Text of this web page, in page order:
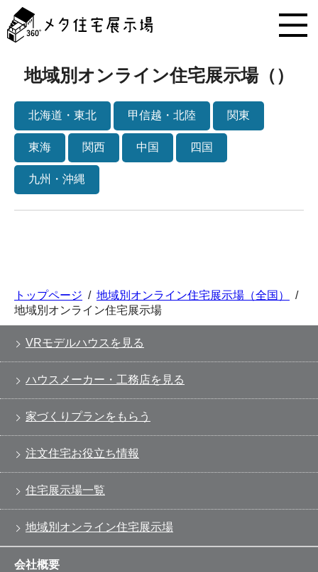
タ
住
地域別オンライン住宅展示場（）
北海道・東北 甲信越・北陸 関東
東海 関西 中国 四国
九州・沖縄
トップページ / 地域別オンライン住宅展示場（全国）
/
地域別オンライン住宅展示場
VRモデルハウスを見る
ハウスメーカー・工務店を見る
家づくりプランをもらう
注文住宅お役立ち情報
住宅展示場一覧
地域別オンライン住宅展示場
会社概要